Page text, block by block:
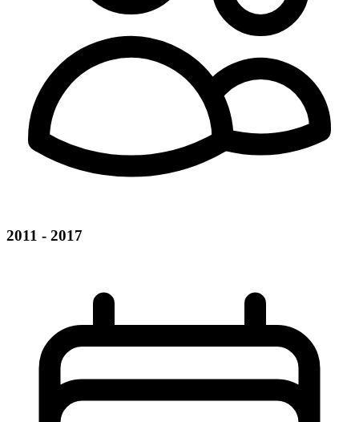
2011 - 2017